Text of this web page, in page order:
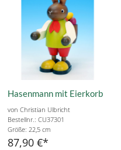
Hasenmann mit Eierkorb
von Christian Ulbricht
Bestellnr.: CU37301
Größe: 22,5 cm
87,90 €